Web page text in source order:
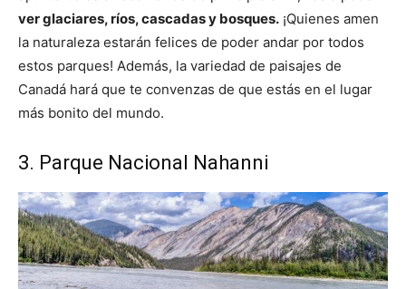
ver glaciares, ríos, cascadas y bosques. ¡Quienes amen
la naturaleza estarán felices de poder andar por todos
estos parques! Además, la variedad de paisajes de
Canadá hará que te convenzas de que estás en el lugar
más bonito del mundo.
3. Parque Nacional Nahanni